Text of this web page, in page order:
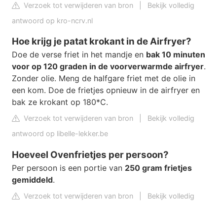
Verzoek tot verwijderen van bron
Bekijk volledig
antwoord op kro-ncrv.nl
Hoe krijg je patat krokant in de Airfryer?
Doe de verse friet in het mandje en bak 10 minuten
voor op 120 graden in de voorverwarmde airfryer.
Zonder olie. Meng de halfgare friet met de olie in
een kom. Doe de frietjes opnieuw in de airfryer en
bak ze krokant op 180*C.
Verzoek tot verwijderen van bron
Bekijk volledig
antwoord op libelle-lekker.be
Hoeveel Ovenfrietjes per persoon?
Per persoon is een portie van 250 gram frietjes
gemiddeld.
Verzoek tot verwijderen van bron
Bekijk volledig